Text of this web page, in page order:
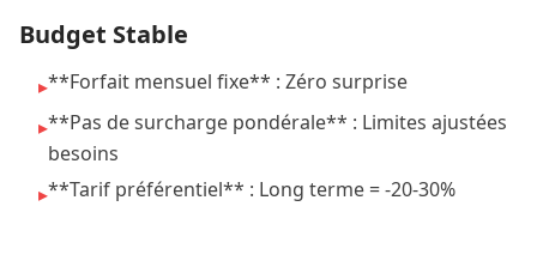
Budget Stable
▸**Forfait mensuel fixe** : Zéro surprise
▸**Pas de surcharge pondérale** : Limites ajustées
besoins
▸**Tarif préférentiel** : Long terme = -20-30%